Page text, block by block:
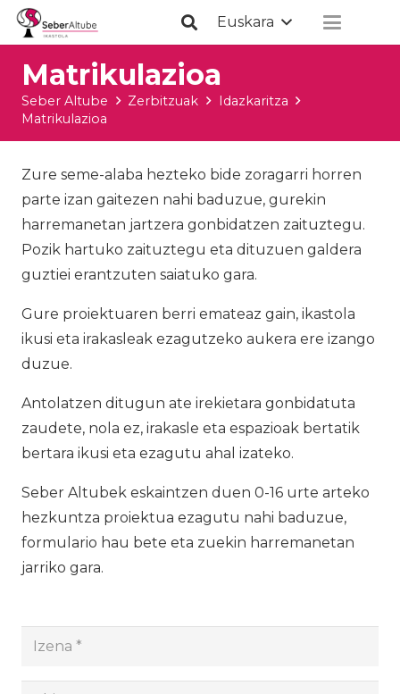
Euskara
Matrikulazioa
Seber Altube Zerbitzuak
Idazkaritza
Matrikulazioa
Zure seme-alaba hezteko bide zoragarri horren
parte izan gaitezen nahi baduzue, gurekin
harremanetan jartzera gonbidatzen zaituztegu.
Pozik hartuko zaituztegu eta dituzuen galdera
guztiei erantzuten saiatuko gara.
Gure proiektuaren berri emateaz gain, ikastola
ikusi eta irakasleak ezagutzeko aukera ere izango
duzue.
Antolatzen ditugun ate irekietara gonbidatuta
zaudete, nola ez, irakasle eta espazioak bertatik
bertara ikusi eta ezagutu ahal izateko.
Seber Altubek eskaintzen duen 0-16 urte arteko
hezkuntza proiektua ezagutu nahi baduzue,
formulario hau bete eta zuekin harremanetan
jarriko gara.